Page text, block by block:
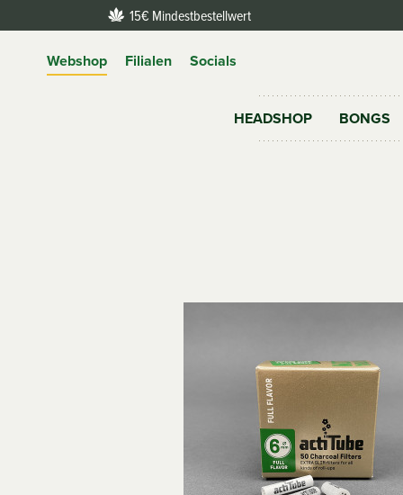
15€ Mindestbestellwert
Webshop Filialen Socials
HEADSHOP BONGS